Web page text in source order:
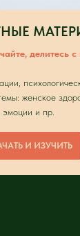
делитесь
женское
эмоции и пр.
И ИЗУЧИТЬ